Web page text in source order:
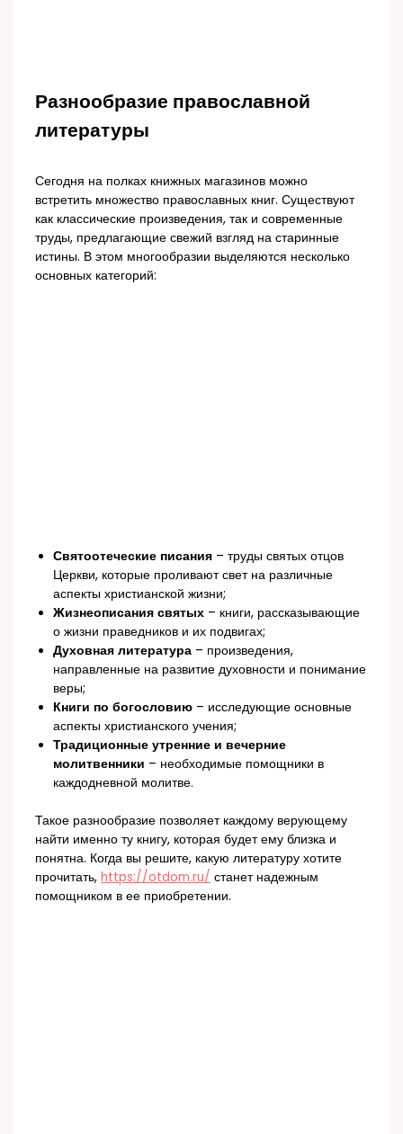
Разнообразие православной
литературы
Сегодня на полках книжных магазинов можно
встретить множество православных книг. Существуют
как классические произведения, так и современные
труды, предлагающие свежий взгляд на старинные
истины. В этом многообразии выделяются несколько
основных категорий:
Святоотеческие писания – труды святых отцов
Церкви, которые проливают свет на различные
аспекты христианской жизни;
Жизнеописания святых – книги, рассказывающие
о жизни праведников и их подвигах;
Духовная литература – произведения,
направленные на развитие духовности и понимание
веры;
Книги по богословию – исследующие основные
аспекты христианского учения;
Традиционные утренние и вечерние
молитвенники – необходимые помощники в
каждодневной молитве.
Такое разнообразие позволяет каждому верующему
найти именно ту книгу, которая будет ему близка и
понятна. Когда вы решите, какую литературу хотите
прочитать,https://otdom.ru/ станет надежным
помощником в ее приобретении.